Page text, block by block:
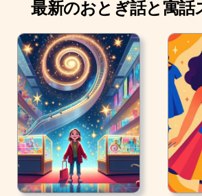
最新のおとぎ話と寓話